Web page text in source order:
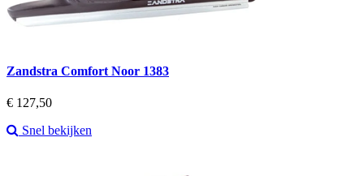
Zandstra Comfort Noor 1383
Prijs
€ 127,50
Snel bekijken